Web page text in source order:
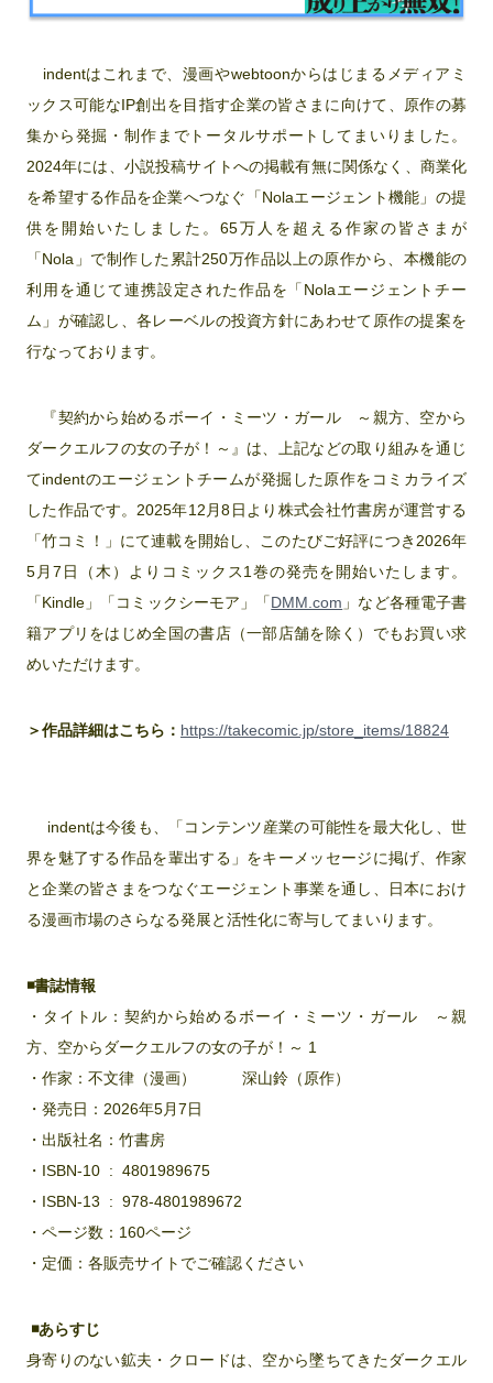
indentはこれまで、漫画やwebtoonからはじまるメディアミ
ックス可能なIP創出を目指す企業の皆さまに向けて、原作の募
集から発掘・制作までトータルサポートしてまいりました。
2024年には、小説投稿サイトへの掲載有無に関係なく、商業化
を希望する作品を企業へつなぐ「Nolaエージェント機能」の提
供を開始いたしました。65万人を超える作家の皆さまが
「Nola」で制作した累計250万作品以上の原作から、本機能の
利用を通じて連携設定された作品を「Nolaエージェントチー
ム」が確認し、各レーベルの投資方針にあわせて原作の提案を
行なっております。
『契約から始めるボーイ・ミーツ・ガール ～親方、空から
ダークエルフの女の子が！～』は、上記などの取り組みを通じ
てindentのエージェントチームが発掘した原作をコミカライズ
した作品です。2025年12月8日より株式会社竹書房が運営する
「竹コミ！」にて連載を開始し、このたびご好評につき2026年
5月7日（木）よりコミックス1巻の発売を開始いたします。
「Kindle」「コミックシーモア」「DMM.com 」など各種電子書
籍アプリをはじめ全国の書店（一部店舗を除く）でもお買い求
めいただけます。
＞作品詳細はこちら： https://takecomic.jp/store_items/18824
indentは今後も、「コンテンツ産業の可能性を最大化し、世
界を魅了する作品を輩出する」をキーメッセージに掲げ、作家
と企業の皆さまをつなぐエージェント事業を通し、日本におけ
る漫画市場のさらなる発展と活性化に寄与してまいります。
◾️書誌情報
・タイトル：契約から始めるボーイ・ミーツ・ガール ～親
方、空からダークエルフの女の子が！～ 1
・作家：不文律（漫画） 深山鈴（原作）
・発売日：2026年5月7日
・出版社名：竹書房
・ISBN-10 ‏ : ‎ 4801989675
・ISBN-13 ‏ : ‎ 978-4801989672
・ページ数：160ページ
・定価：各販売サイトでご確認ください
◾️あらすじ
身寄りのない鉱夫・クロードは、空から墜ちてきたダークエル